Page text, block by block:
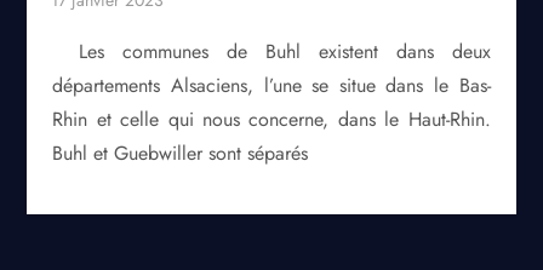
Les communes de Buhl existent dans deux
départements Alsaciens, l’une se situe dans le Bas-
Rhin et celle qui nous concerne, dans le Haut-Rhin.
Buhl et Guebwiller sont séparés